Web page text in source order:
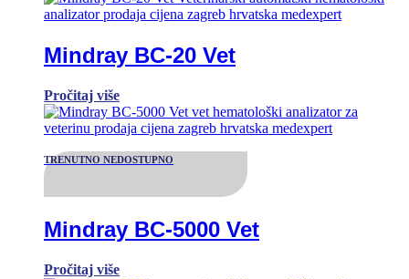
Mindray BC-20 Vet
Pročitaj više
TRENUTNO NEDOSTUPNO
Mindray BC-5000 Vet
Pročitaj više